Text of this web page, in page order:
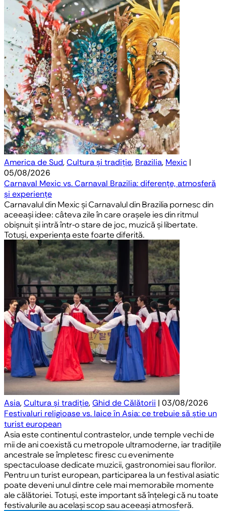
America de Sud,Cultura și tradiție, Brazilia, Mexic |
05/08/2026
Carnaval Mexic vs. Carnaval Brazilia: diferențe, atmosferă
și experiențe
Carnavalul din Mexic și Carnavalul din Brazilia pornesc din
aceeași idee: câteva zile în care orașele ies din ritmul
obișnuit și intră într-o stare de joc, muzică și libertate.
Totuși, experiența este foarte diferită.
Asia,Cultura și tradiție,Ghid de Călătorii | 03/08/2026
Festivaluri religioase vs. laice în Asia: ce trebuie să știe un
turist european
Asia este continentul contrastelor, unde temple vechi de
mii de ani coexistă cu metropole ultramoderne, iar tradițiile
ancestrale se împletesc firesc cu evenimente
spectaculoase dedicate muzicii, gastronomiei sau florilor.
Pentru un turist european, participarea la un festival asiatic
poate deveni unul dintre cele mai memorabile momente
ale călătoriei. Totuși, este important să înțelegi că nu toate
festivalurile au același scop sau aceeași atmosferă.